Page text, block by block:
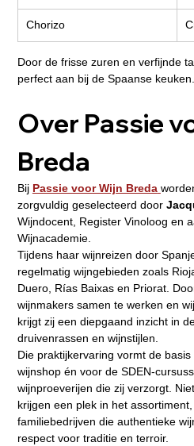
Chorizo
Door de frisse zuren en verfijnde
perfect aan bij de Spaanse keuken.
Over Passie
Breda
Bij Passie voor Wijn Breda
zorgvuldig geselecteerd door
Wijndocent, Register Vinoloog en
Wijnacademie.
Tijdens haar wijnreizen door
regelmatig wijngebieden zoals
Duero, Rías Baixas en Priorat.
wijnmakers samen te werken en
krijgt zij een diepgaand inzicht in
druivenrassen en wijnstijlen.
Die praktijkervaring vormt de
wijnshop én voor de SDEN-
wijnproeverijen die zij verzorgt.
krijgen een plek in het
familiebedrijven die authentieke
respect voor traditie en terroir.